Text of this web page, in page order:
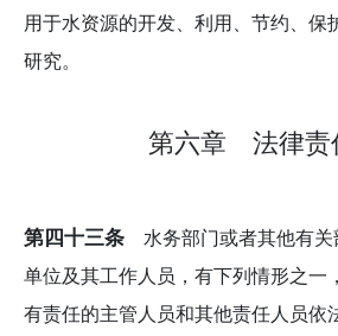
用于水资源的开发、利用、节约、保
研究。
第六章 法律责
第四十三条 水务部门或者其他有
单位及其工作人员，有下列情形之一
有责任的主管人员和其他责任人员依